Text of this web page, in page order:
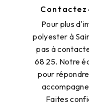
Pour plus
polyester à
pas à
68 25. Notre
pour
Faites